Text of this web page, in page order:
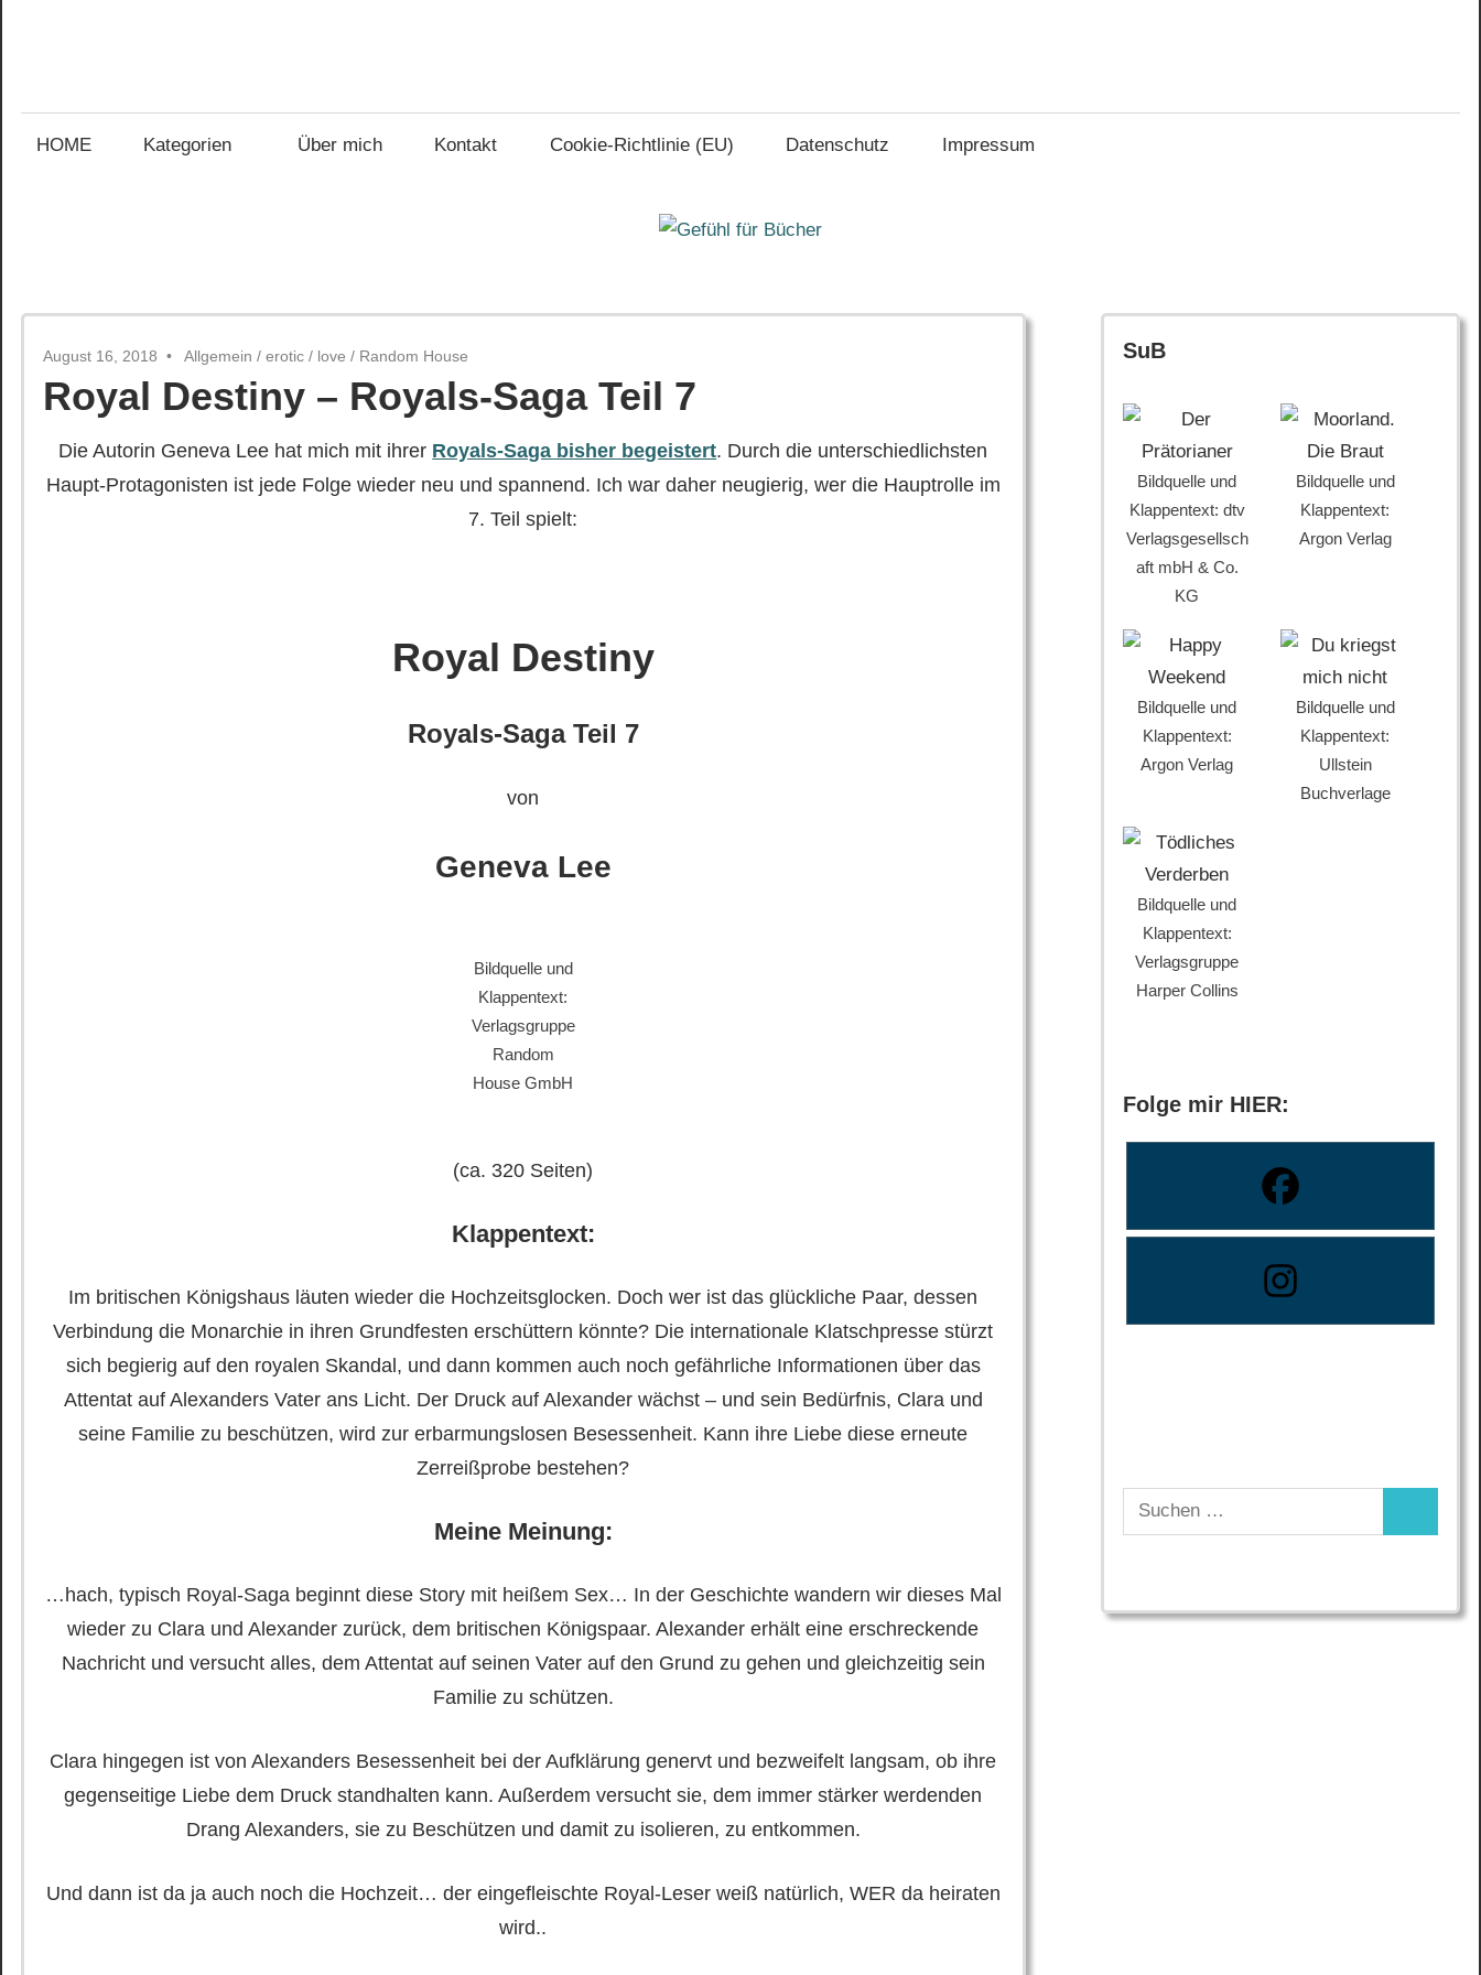
für
HOME Kategorien Über mich Kontakt Cookie-Richtlinie (EU) Datenschutz Impressum
August 16, 2018 Allgemein / erotic / love / Random House
Royal Destiny – Royals-Saga Teil 7
Die Autorin Geneva Lee hat mich mit ihrer Royals-Saga bisher begeistert. Durch die unterschiedlichsten
Haupt-Protagonisten ist jede Folge wieder neu und spannend. Ich war daher neugierig, wer die Hauptrolle im
7. Teil spielt:
Royal Destiny
Royals-Saga Teil 7
von
Geneva Lee
Bildquelle und
Klappentext:
Verlagsgruppe
Random
House GmbH
(ca. 320 Seiten)
Klappentext:
Im britischen Königshaus läuten wieder die Hochzeitsglocken. Doch wer ist das glückliche Paar, dessen
Verbindung die Monarchie in ihren Grundfesten erschüttern könnte? Die internationale Klatschpresse stürzt
sich begierig auf den royalen Skandal, und dann kommen auch noch gefährliche Informationen über das
Attentat auf Alexanders Vater ans Licht. Der Druck auf Alexander wächst – und sein Bedürfnis, Clara und
seine Familie zu beschützen, wird zur erbarmungslosen Besessenheit. Kann ihre Liebe diese erneute
Zerreißprobe bestehen?
Meine Meinung:
…hach, typisch Royal-Saga beginnt diese Story mit heißem Sex… In der Geschichte wandern wir dieses Mal
wieder zu Clara und Alexander zurück, dem britischen Königspaar. Alexander erhält eine erschreckende
Nachricht und versucht alles, dem Attentat auf seinen Vater auf den Grund zu gehen und gleichzeitig sein
Familie zu schützen.
Clara hingegen ist von Alexanders Besessenheit bei der Aufklärung genervt und bezweifelt langsam, ob ihre
gegenseitige Liebe dem Druck standhalten kann. Außerdem versucht sie, dem immer stärker werdenden
Drang Alexanders, sie zu Beschützen und damit zu isolieren, zu entkommen.
Und dann ist da ja auch noch die Hochzeit… der eingefleischte Royal-Leser weiß natürlich, WER da heiraten
wird..
SuB
Bildquelle und
Klappentext: dtv
Verlagsgesellsch
aft mbH & Co.
KG
Bildquelle und
Klappentext:
Argon Verlag
Bildquelle und
Klappentext:
Argon Verlag
Bildquelle und
Klappentext:
Ullstein
Buchverlage
Bildquelle und
Klappentext:
Verlagsgruppe
Harper Collins
Folge mir HIER:
Suchen
nach: